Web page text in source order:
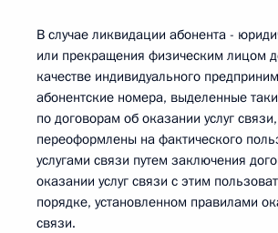
В случае ликвидации абонента -
или прекращения физическим лицом
качестве индивидуального
абонентские номера, выделенные
по договорам об оказании услуг
переоформлены на фактического
услугами связи путем заключения
оказании услуг связи с этим
порядке, установленном правилами
связи.